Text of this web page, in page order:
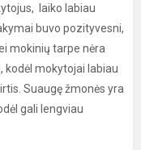
laiko labiau
buvo pozityvesni,
mokinių tarpe nėra
kodėl mokytojai labiau
Suaugę žmonės yra
gali lengviau